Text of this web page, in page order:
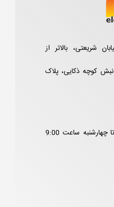
شریعتی، بالاتر از
نبش کوچه ذکایی، پلاک
شنبه تا چهارشنبه ساعت 9:00